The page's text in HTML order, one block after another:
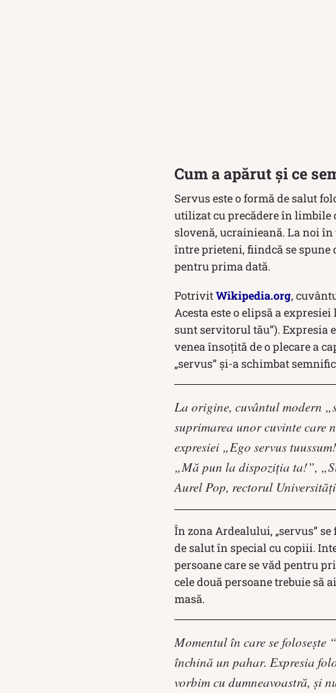
Cum a apărut și ce
Servus este o formă de salut
utilizat cu precădere în limbile
slovenă, ucrainieană. La noi
între prieteni, fiindcă se spune
pentru prima dată.
PotrivitWikipedia.org,
Acesta este o elipsă a
sunt servitorul tău”). Expresia
venea însoțită de o plecare a
„servus” și-a schimbat
La origine, cuvântul modern
suprimarea unor cuvinte care
expresiei „Ego servus
„Mă pun la dispoziţia ta!”,
Aurel Pop, rectorul
În zona Ardealului, „servus”
de salut în special cu copiii.
persoane care se văd pentru
cele două persoane trebuie să
masă.
Momentul în care se foloseşte
închină un pahar. Expresia
vorbim cu dumneavoastră, şi